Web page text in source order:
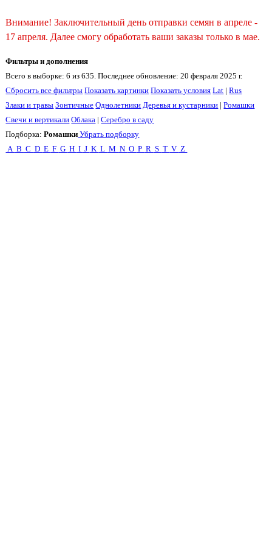
Внимание! Заключительный день отправки семян в апреле -
17 апреля. Далее смогу обработать ваши заказы только в мае.
Фильтры и дополнения
Всего в выборке: 6 из 635. Последнее обновление: 20 февраля 2025 г.
Сбросить все фильтры Показать картинки Показать условия Lat |Rus
Злаки и травы Зонтичные Однолетники Деревья и кустарники |Ромашки
Свечи и вертикали Облака |Серебро в саду
Подборка:Ромашки Убрать подборку
A B C D E F G H I J K L M N O P R S T V Z